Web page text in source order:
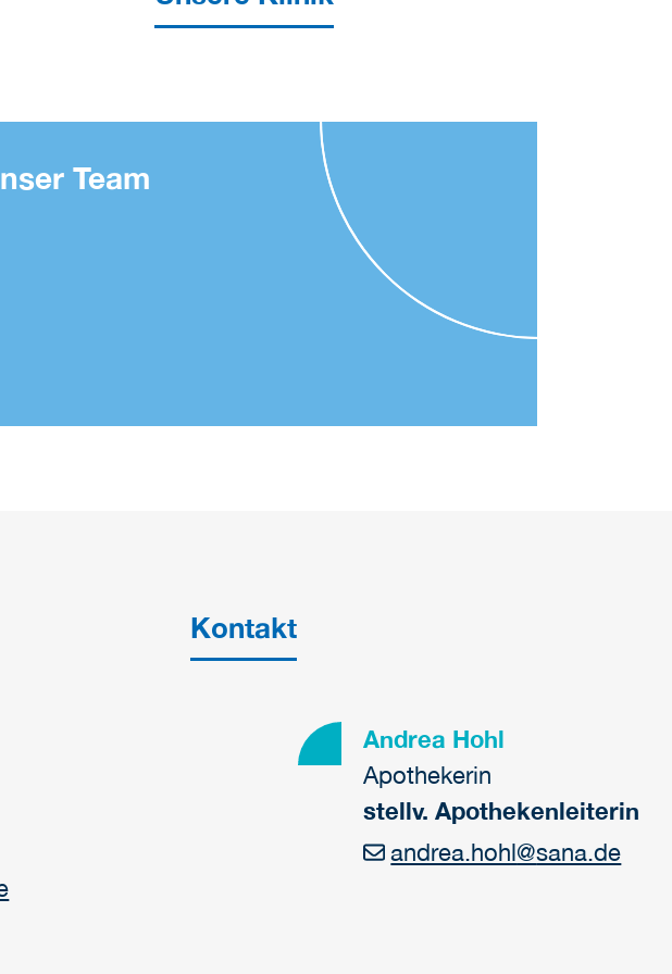
Team
Kontakt
Andrea Hohl
Apothekerin
stellv. Apothekenleiterin
andrea.hohl@sana.de